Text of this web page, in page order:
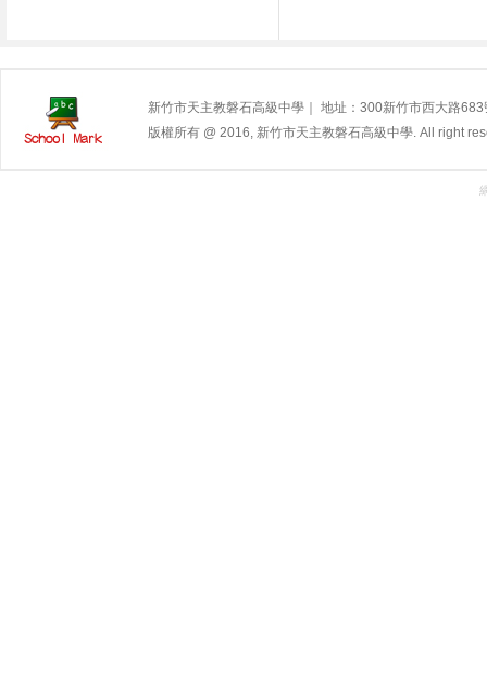
新竹市天主教磐石高級中學｜ 地址：300新竹市西大路
版權所有 @ 2016, 新竹市天主教磐石高級中學. All right